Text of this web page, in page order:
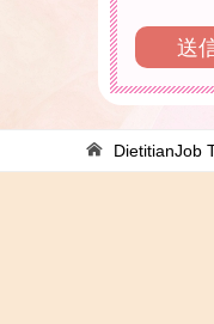
DietitianJob